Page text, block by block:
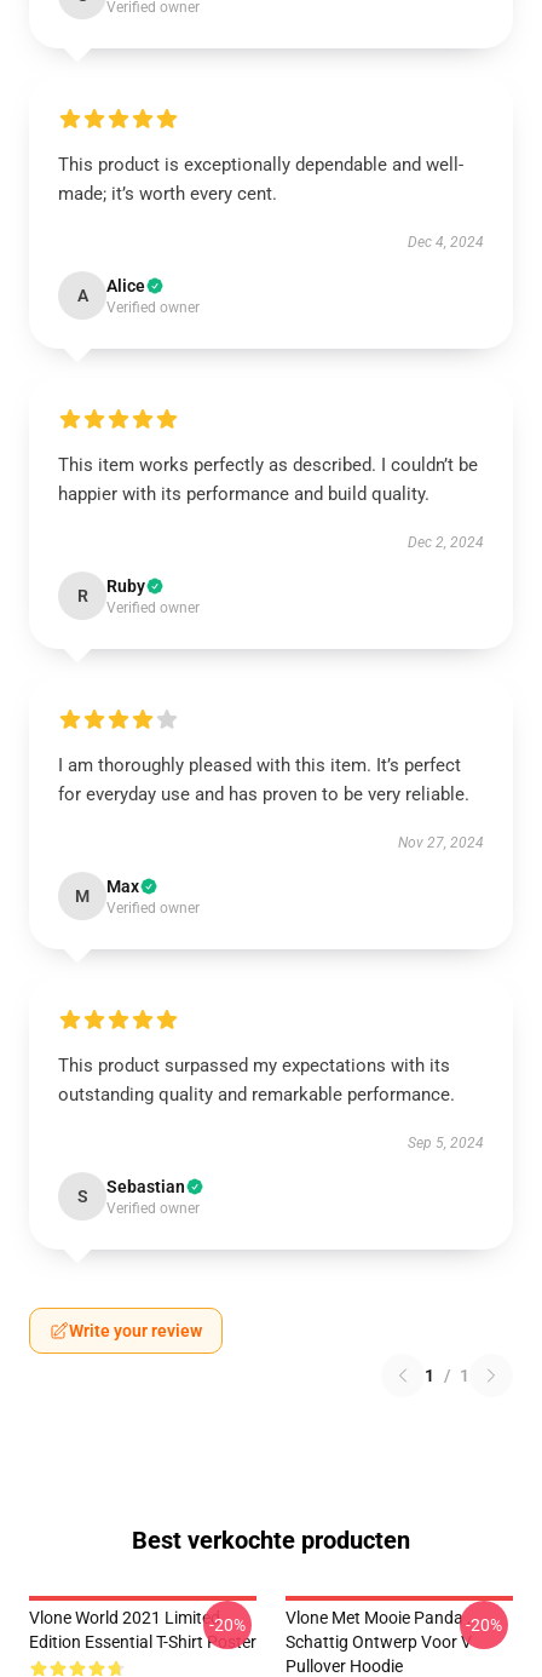
Verified owner
This product is exceptionally dependable and well-
made; it’s worth every cent.
Dec 4, 2024
A Alice
Verified owner
This item works perfectly as described. I couldn’t be
happier with its performance and build quality.
Dec 2, 2024
R Ruby
Verified owner
I am thoroughly pleased with this item. It’s perfect
for everyday use and has proven to be very reliable.
Nov 27, 2024
M Max
Verified owner
This product surpassed my expectations with its
outstanding quality and remarkable performance.
Sep 5, 2024
S Sebastian
Verified owner
Write your review
1 / 1
Best verkochte producten
Vlone World 2021 Limited
Edition Essential T-Shirt Poster
-20%
Vlone Met Mooie Panda ,
Schattig Ontwerp Voor V
Pullover Hoodie
-20%